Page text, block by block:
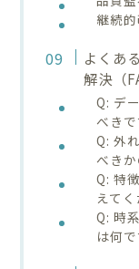
継続
よくあ
解決（
Q: デ
べき
Q: 外
べき
Q: 特
えて
Q: 時
は何